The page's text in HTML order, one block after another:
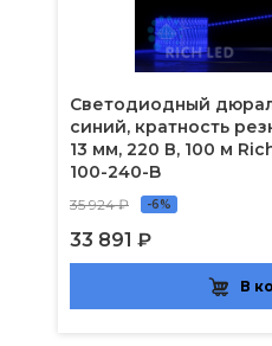
Светодиодный
синий, кратность
13 мм, 220 В, 100 м
100-240-B
35 924 ₽ -6%
33 891 ₽
В